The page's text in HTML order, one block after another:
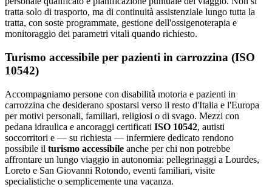
tratta solo di trasporto, ma di continuità assistenziale lungo tutta la
tratta, con soste programmate, gestione dell'ossigenoterapia e
monitoraggio dei parametri vitali quando richiesto.
Turismo accessibile per pazienti in carrozzina (ISO
10542)
Accompagniamo persone con disabilità motoria e pazienti in
carrozzina che desiderano spostarsi verso il resto d'Italia e l'Europa
per motivi personali, familiari, religiosi o di svago. Mezzi con
pedana idraulica e ancoraggi certificati ISO 10542, autisti
soccorritori e — su richiesta — infermiere dedicato rendono
possibile il turismo accessibile anche per chi non potrebbe
affrontare un lungo viaggio in autonomia: pellegrinaggi a Lourdes,
Loreto e San Giovanni Rotondo, eventi familiari, visite
specialistiche o semplicemente una vacanza.